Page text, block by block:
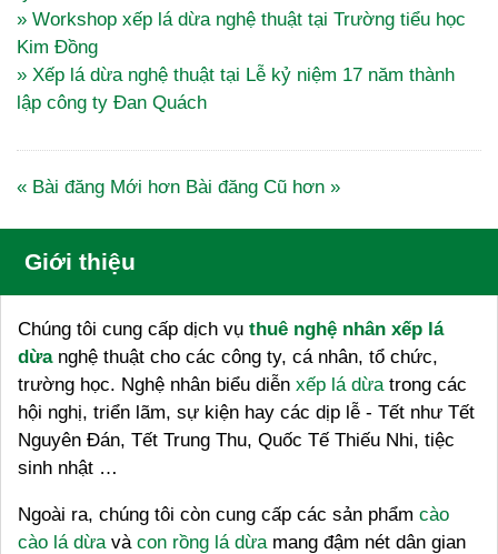
» Workshop xếp lá dừa nghệ thuật tại Trường tiểu học
Kim Đồng
» Xếp lá dừa nghệ thuật tại Lễ kỷ niệm 17 năm thành
lập công ty Đan Quách
« Bài đăng Mới hơn Bài đăng Cũ hơn »
Giới thiệu
Chúng tôi cung cấp dịch vụ thuê nghệ nhân xếp lá
dừanghệ thuật cho các công ty, cá nhân, tổ chức,
trường học. Nghệ nhân biểu diễn xếp lá dừatrong các
hội nghị, triển lãm, sự kiện hay các dịp lễ - Tết như Tết
Nguyên Đán, Tết Trung Thu, Quốc Tế Thiếu Nhi, tiệc
sinh nhật …
Ngoài ra, chúng tôi còn cung cấp các sản phẩm cào
cào lá dừavà con rồng lá dừamang đậm nét dân gian